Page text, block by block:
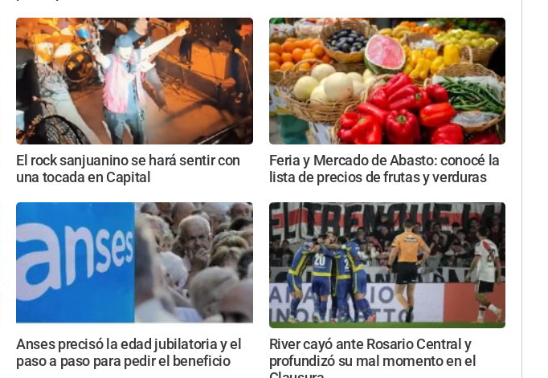
El rock sanjuanino se hará sentir con
una tocada en Capital
Feria y Mercado de Abasto: conocé la
lista de precios de frutas y verduras
Anses precisó la edad jubilatoria y el
paso a paso para pedir el beneficio
River cayó ante Rosario Central y
profundizó su mal momento en el